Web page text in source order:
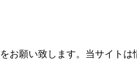
願い致します。当サイトは